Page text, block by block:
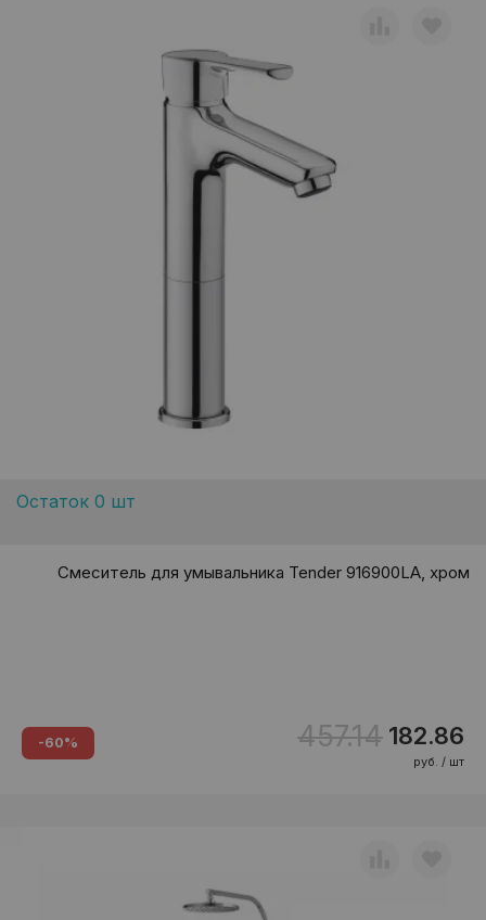
Остаток 0 шт
Смеситель для умывальника Tender 916900LA, хром
-60% 457.14 182.86
руб. / шт